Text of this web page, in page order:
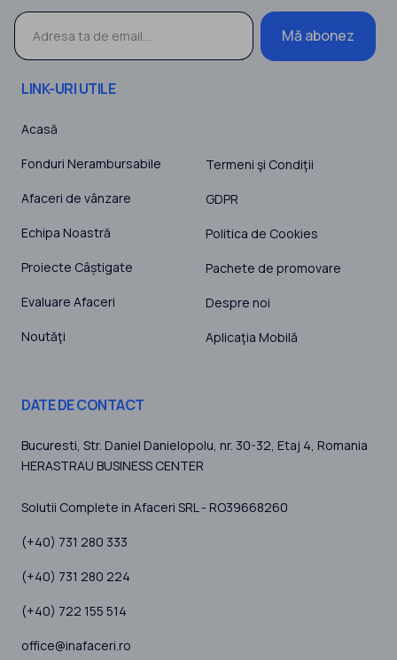
Mă abonez
LINK-URI UTILE
Acasă
Fonduri Nerambursabile
Afaceri de vânzare
Echipa Noastră
Proiecte Câștigate
Evaluare Afaceri
Noutăţi
Termeni şi Condiţii
GDPR
Politica de Cookies
Pachete de promovare
Despre noi
Aplicaţia Mobilă
DATE DE CONTACT
Bucuresti, Str. Daniel Danielopolu, nr. 30-32, Etaj 4, Romania
HERASTRAU BUSINESS CENTER
Solutii Complete in Afaceri SRL - RO39668260
(+40) 731 280 333
(+40) 731 280 224
(+40) 722 155 514
office@inafaceri.ro